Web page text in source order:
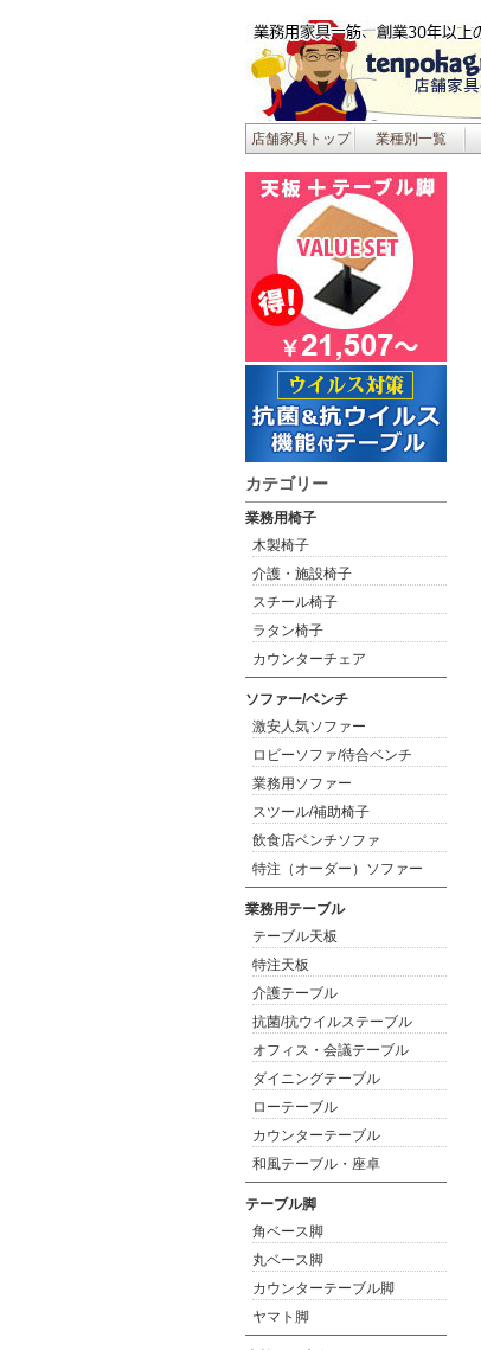
店舗家具トップ 業種別一覧
カテゴリー
業務用椅子
木製椅子
介護・施設椅子
スチール椅子
ラタン椅子
カウンターチェア
ソファー/ベンチ
激安人気ソファー
ロビーソファ/待合ベンチ
業務用ソファー
スツール/補助椅子
飲食店ベンチソファ
特注（オーダー）ソファー
業務用テーブル
テーブル天板
特注天板
介護テーブル
抗菌/抗ウイルステーブル
オフィス・会議テーブル
ダイニングテーブル
ローテーブル
カウンターテーブル
和風テーブル・座卓
テーブル脚
角ベース脚
丸ベース脚
カウンターテーブル脚
ヤマト脚